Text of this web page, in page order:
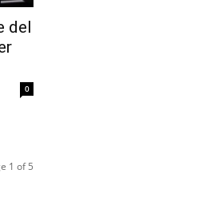
del
0
1 of 5